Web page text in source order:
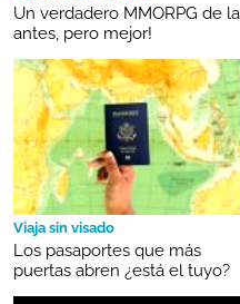
Un verdadero MMORPG de
antes, pero mejor!
Viaja sin visado
Los pasaportes que más
puertas abren ¿está el tuyo?